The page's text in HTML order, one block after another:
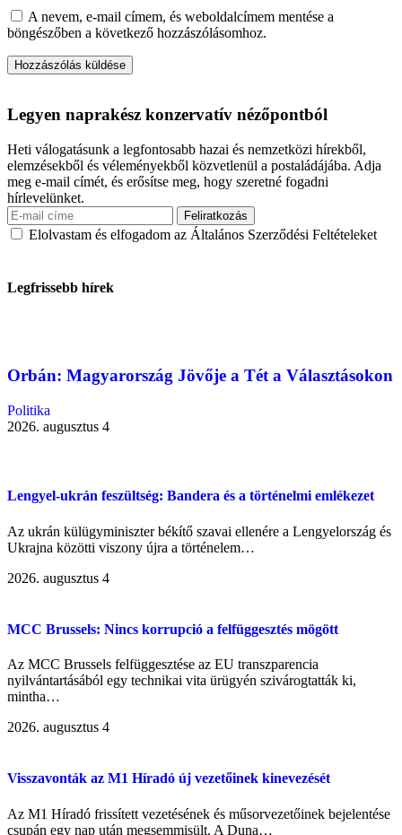
A nevem, e-mail címem, és weboldalcímem mentése a
böngészőben a következő hozzászólásomhoz.
Legyen naprakész konzervatív nézőpontból
Heti válogatásunk a legfontosabb hazai és nemzetközi hírekből,
elemzésekből és véleményekből közvetlenül a postaládájába. Adja
meg e-mail címét, és erősítse meg, hogy szeretné fogadni
hírlevelünket.
Elolvastam és elfogadom az Általános Szerződési Feltételeket
Legfrissebb hírek
Orbán: Magyarország Jövője a Tét a Választásokon
Politika
2026. augusztus 4
Lengyel-ukrán feszültség: Bandera és a történelmi emlékezet
Az ukrán külügyminiszter békítő szavai ellenére a Lengyelország és
Ukrajna közötti viszony újra a történelem…
2026. augusztus 4
MCC Brussels: Nincs korrupció a felfüggesztés mögött
Az MCC Brussels felfüggesztése az EU transzparencia
nyilvántartásából egy technikai vita ürügyén szivárogtatták ki,
mintha…
2026. augusztus 4
Visszavonták az M1 Híradó új vezetőinek kinevezését
Az M1 Híradó frissített vezetésének és műsorvezetőinek bejelentése
csupán egy nap után megsemmisült. A Duna…